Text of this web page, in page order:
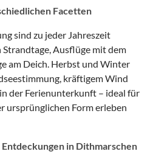
Facetten
sind zu jeder Jahreszeit
Strandtage, Ausflüge mit dem
am Deich. Herbst und Winter
kräftigem Wind
der Ferienunterkunft – ideal für
ursprünglichen Form erleben
in Dithmarschen